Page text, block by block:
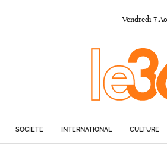
Vendredi 7
SOCIÉTÉ INTERNATIONAL CULTURE